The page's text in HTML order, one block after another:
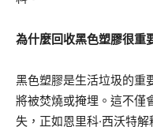
為什麼回收黑色塑膠很重
黑色塑膠是生活垃圾的重
將被焚燒或掩埋。這不僅
失，正如恩里科·西沃特